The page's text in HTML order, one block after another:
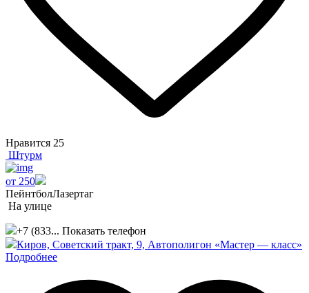
Нравится 25
Штурм
от 250
ПейнтболЛазертаг
На улице
+7 (833... Показать телефон
Киров, Советский тракт, 9, Автополигон «Мастер — класс»
Подробнее